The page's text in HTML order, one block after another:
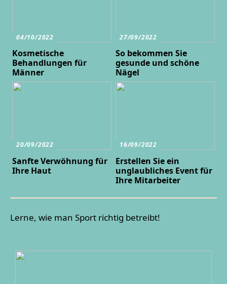
04/10/2022
Kosmetische
Behandlungen für
Männer
27/09/2022
So bekommen Sie
gesunde und schöne
Nägel
20/09/2022
Sanfte Verwöhnung für
Ihre Haut
16/09/2022
Erstellen Sie ein
unglaubliches Event für
Ihre Mitarbeiter
Lerne, wie man Sport richtig betreibt!